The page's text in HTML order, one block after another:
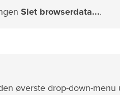
Slet browserdata....
øverste drop-down-menu